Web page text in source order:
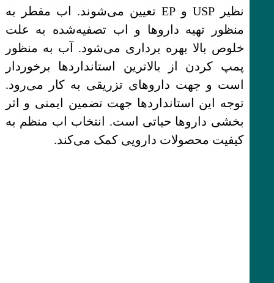
نظیر USP و EP تعیین می‌شوند. اب مقطر به
منظور تهیه داروها و اب تصفیه‌شده به علت
خلوص بالا بهره برداری می‌شود. آب به منظور
پمپ کردن از بالاترین استانداردها برخوردار
است و جهت داروهای تزریقی به کار می‌رود.
توجه این استانداردها جهت تضمین ایمنی و اثر
بخشی داروها حیاتی است. انتخاب اب منظم به
کیفیت محصولات دارویی کمک می‌کند.